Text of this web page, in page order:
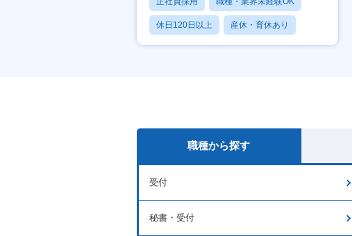
休日120日以上 産休・育休あり
月残業20時間以内
職種から探す
受付
秘書・受付